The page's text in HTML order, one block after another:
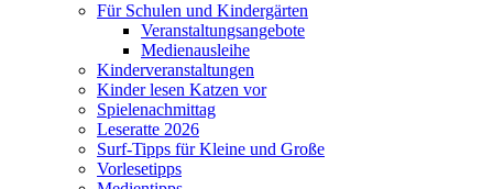
Für Schulen und Kindergärten
Veranstaltungsangebote
Medienausleihe
Kinderveranstaltungen
Kinder lesen Katzen vor
Spielenachmittag
Leseratte 2026
Surf-Tipps für Kleine und Große
Vorlesetipps